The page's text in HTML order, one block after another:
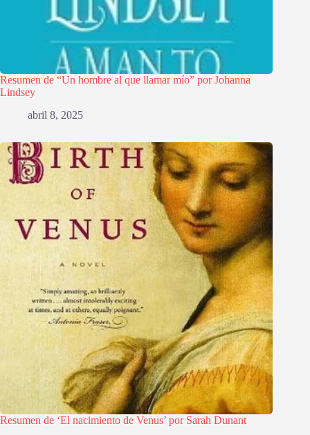
Resumen de “Un hombre al que llamar mío” por Johanna
Lindsey
abril 8, 2025
Resumen de ‘El nacimiento de Venus’ por Sarah Dunant